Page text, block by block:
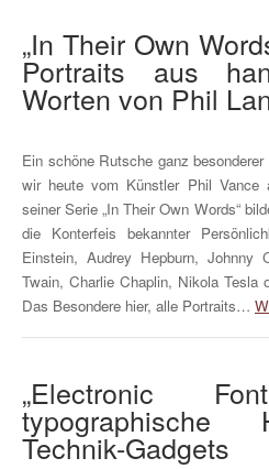
„In Their Own
Portraits aus
Worten von Phil
Ein schöne Rutsche ganz
wir heute vom Künstler Phil Vance
seiner Serie „In Their Own Words“
die Konterfeis bekannter
Einstein, Audrey Hepburn, Johnny
Twain, Charlie Chaplin, Nikola Tesla
Das Besondere hier, alle Portraits…
„Electronic
typographische
Technik-Gadgets